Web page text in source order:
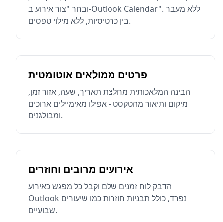
ובחר "צור אירוע ב-Outlook Calendar". ללא מעבר
בין כרטיסיות, ללא מילוי טפסים.
פרטים ממולאים אוטומטית
הבינה המלאכותית מחלצת תאריך, שעה, אזור זמן,
מיקום ותיאור מהטקסט - אפילו מאימיילים ארוכים
ומבולגנים.
אירועים מרובים וחוזרים
הדבק לוח זמנים שלם וקבל כל מפגש כאירוע
Outlook נפרד, כולל תבניות חוזרות כמו שיעורים
שבועיים.